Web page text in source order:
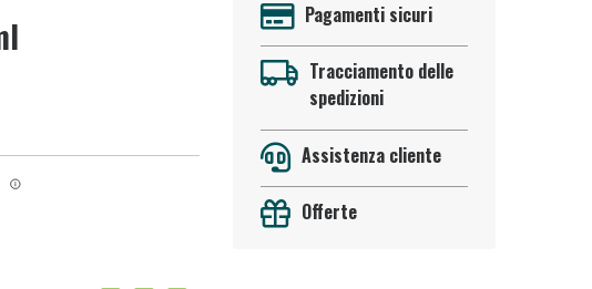
Pagamenti sicuri
Tracciamento delle
spedizioni
Assistenza cliente
Offerte